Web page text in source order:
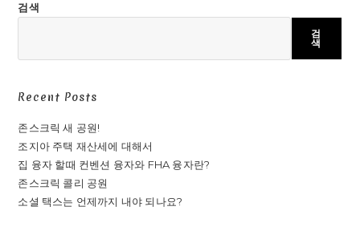
검색
검
색
Recent Posts
존스크릭 새 공원!
조지아 주택 재산세에 대해서
집 융자 할때 컨벤션 융자와 FHA 융자란?
존스크릭 콜리 공원
소셜 택스는 언제까지 내야 되나요?